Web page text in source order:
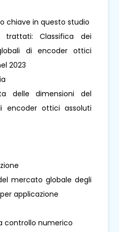
chiave in questo studio
trattati: Classifica dei
di encoder ottici
2023
delle dimensioni del
encoder ottici assoluti
mercato globale degli
applicazione
controllo numerico